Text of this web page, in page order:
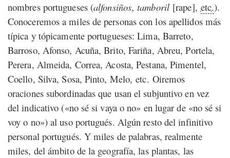
nombres portugueses (alfonsiños,tamboril[rape], etc.).
Conoceremos a miles de personas con los apellidos más
típica y tópicamente portugueses: Lima, Barreto,
Barroso, Afonso, Acuña, Brito, Fariña, Abreu, Portela,
Perera, Almeida, Correa, Acosta, Pestana, Pimentel,
Coello, Silva, Sosa, Pinto, Melo,etc. Oiremos
oraciones subordinadas que usan el subjuntivo en vez
del indicativo («no sé si vaya o no» en lugar de «no sé si
voy o no») al uso portugués. Algún resto del infinitivo
personal portugués. Y miles de palabras, realmente
miles, del ámbito de la geografía, las plantas, las